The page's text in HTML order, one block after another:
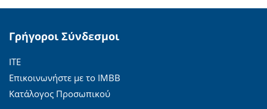
Γρήγοροι Σύνδεσμοι
ΙΤΕ
Επικοινωνήστε με το ΙΜΒΒ
Κατάλογος Προσωπικού